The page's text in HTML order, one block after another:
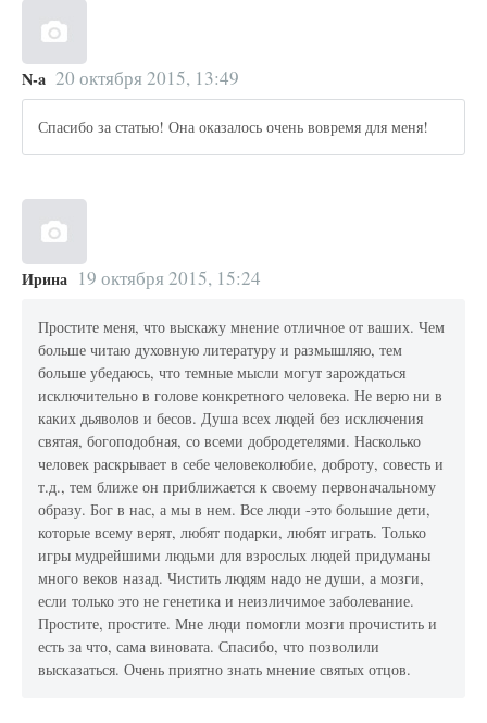
N-a 20 октября 2015, 13:49
Спасибо за статью! Она оказалось очень вовремя для меня!
Ирина 19 октября 2015, 15:24
Простите меня, что выскажу мнение отличное от ваших. Чем
больше читаю духовную литературу и размышляю, тем
больше убедаюсь, что темные мысли могут зарождаться
исключительно в голове конкретного человека. Не верю ни в
каких дьяволов и бесов. Душа всех людей без исключения
святая, богоподобная, со всеми добродетелями. Насколько
человек раскрывает в себе человеколюбие, доброту, совесть и
т.д., тем ближе он приближается к своему первоначальному
образу. Бог в нас, а мы в нем. Все люди -это большие дети,
которые всему верят, любят подарки, любят играть. Только
игры мудрейшими людьми для взрослых людей придуманы
много веков назад. Чистить людям надо не души, а мозги,
если только это не генетика и неизличимое заболевание.
Простите, простите. Мне люди помогли мозги прочистить и
есть за что, сама виновата. Спасибо, что позволили
высказаться. Очень приятно знать мнение святых отцов.